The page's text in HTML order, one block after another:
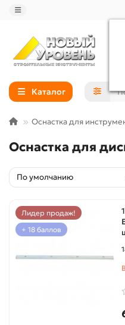
Каталог
Оснастка для
Оснастка для
Лидер продаж!
+ 18 баллов